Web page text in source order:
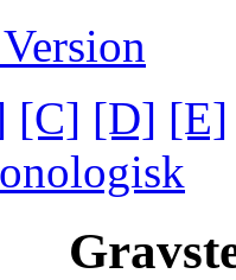
[C] [D] [E]